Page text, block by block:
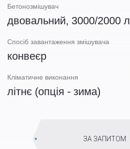
Бетонозмішувач
двовальний, 3000/2000 л
Спосіб завантаження змішувача
конвеєр
Кліматичне виконання
літнє (опція - зима)
ЗА ЗАПИТОМ